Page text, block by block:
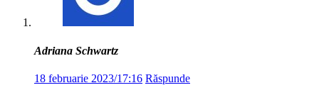
Adriana Schwartz
18 februarie 2023/17:16 Răspunde